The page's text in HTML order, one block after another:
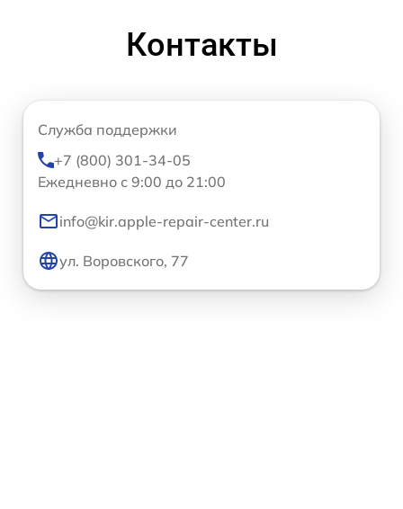
Контакты
Служба поддержки
+7 (800) 301-34-05
Ежедневно с 9:00 до 21:00
info@kir.apple-repair-center.ru
ул. Воровского, 77